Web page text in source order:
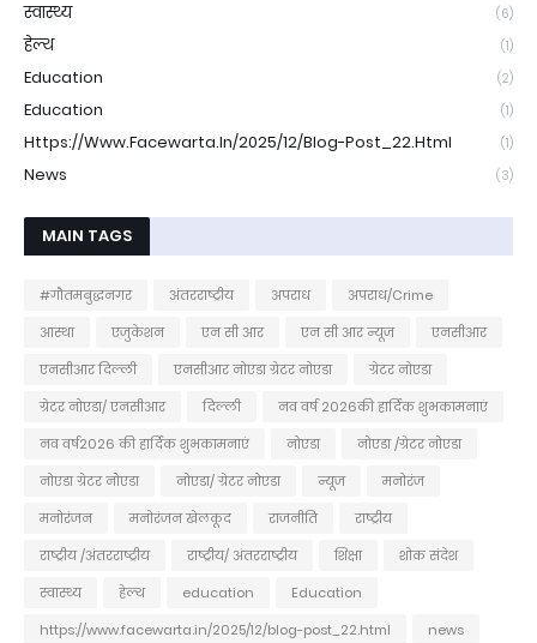
स्वास्थ्य (6)
हेल्थ (1)
Education (2)
Education (1)
Https://www.facewarta.in/2025/12/blog-Post_22.html (1)
News (3)
MAIN TAGS
#गौतमबुद्धनगर अंतरराष्ट्रीय अपराध
अपराध/Crime
आस्था
एजुकेशन एन सी आर एन सी आर न्यूज
एनसीआर
एनसीआर दिल्ली
एनसीआर नोएडा ग्रेटर नोएडा
ग्रेटर नोएडा
ग्रेटर नोएडा/ एनसीआर
दिल्ली
नव वर्ष 2026की हार्दिक शुभकामनाएं
नव वर्ष2026 की हार्दिक शुभकामनाएं
नोएडा
नोएडा /ग्रेटर नोएडा
नोएडा ग्रेटर नोएडा
नोएडा/ ग्रेटर नोएडा न्यूज
मनोरंज
मनोरंजन
मनोरंजन खेलकूद राजनीति
राष्ट्रीय
राष्ट्रीय /अंतरराष्ट्रीय
राष्ट्रीय/ अंतरराष्ट्रीय शिक्षा
शोक संदेश
स्वास्थ्य
हेल्थ education
Education
https://www.facewarta.in/2025/12/blog-post_22.html
news